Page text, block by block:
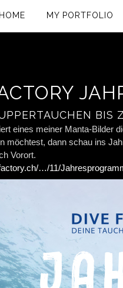
HOME MY PORTFOLIO
BIS
eines meiner Manta-Bilder
möchtest, dann schau ins
Vorort.
…/11/